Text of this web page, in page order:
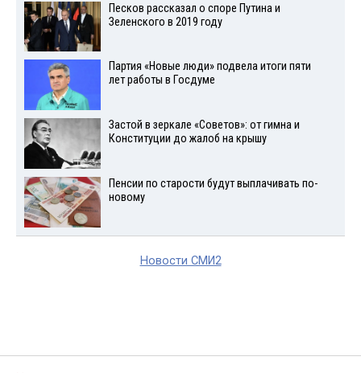
Песков рассказал о споре Путина и
Зеленского в 2019 году
Партия «Новые люди» подвела итоги пяти
лет работы в Госдуме
Застой в зеркале «Советов»: от гимна и
Конституции до жалоб на крышу
Пенсии по старости будут выплачивать по-
новому
Новости СМИ2